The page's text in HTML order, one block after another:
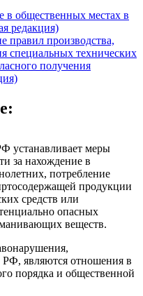
общественных местах в
редакция)
производства,
специальных технических
получения
устанавливает меры
за нахождение в
потребление
продукции
средств или
опасных
веществ.
являются отношения в
порядка и общественной